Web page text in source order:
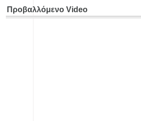
Προβαλλόμενο Video